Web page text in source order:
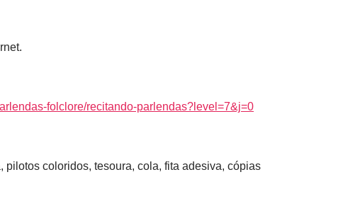
folclore/recitando-parlendas?level=7&j=0
coloridos, tesoura, cola, fita adesiva, cópias